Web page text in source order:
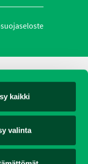
kaikki
valinta